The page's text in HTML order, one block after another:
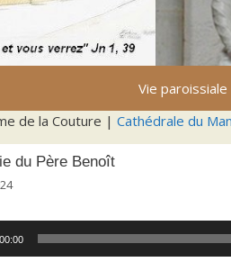
Vie paroissiale
de la Couture | Cathédrale du
du Père Benoît
00:00